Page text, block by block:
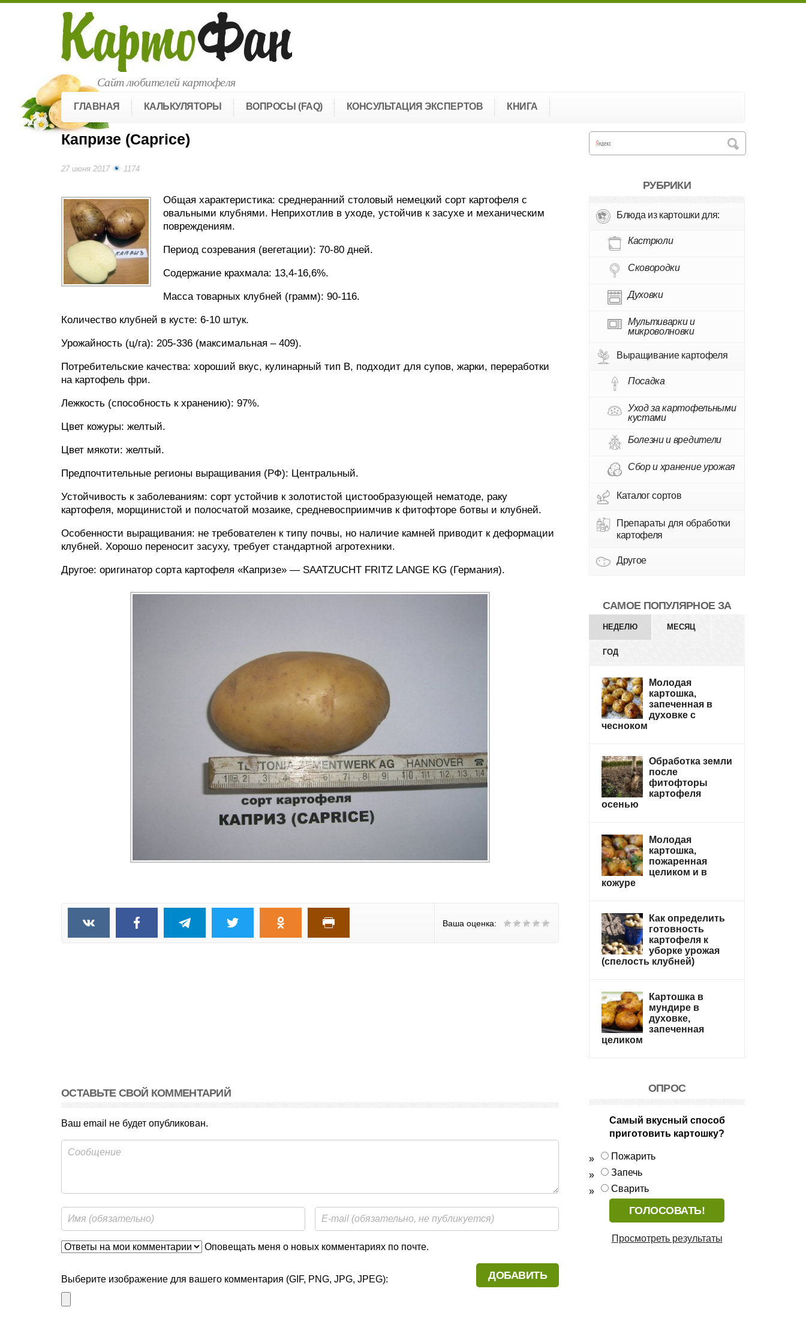
Сайт любителей картофеля
ГЛАВНАЯ КАЛЬКУЛЯТОРЫ ВОПРОСЫ (FAQ) КОНСУЛЬТАЦИЯ ЭКСПЕРТОВ КНИГА
Капризе (Caprice)
27 июня 2017 1174
Общая характеристика: среднеранний столовый немецкий сорт картофеля с
овальными клубнями. Неприхотлив в уходе, устойчив к засухе и механическим
повреждениям.
Период созревания (вегетации): 70-80 дней.
Содержание крахмала: 13,4-16,6%.
Масса товарных клубней (грамм): 90-116.
Количество клубней в кусте: 6-10 штук.
Урожайность (ц/га): 205-336 (максимальная – 409).
Потребительские качества: хороший вкус, кулинарный тип B, подходит для супов, жарки, переработки
на картофель фри.
Лежкость (способность к хранению): 97%.
Цвет кожуры: желтый.
Цвет мякоти: желтый.
Предпочтительные регионы выращивания (РФ): Центральный.
Устойчивость к заболеваниям: сорт устойчив к золотистой цистообразующей нематоде, раку
картофеля, морщинистой и полосчатой мозаике, средневосприимчив к фитофторе ботвы и клубней.
Особенности выращивания: не требователен к типу почвы, но наличие камней приводит к деформации
клубней. Хорошо переносит засуху, требует стандартной агротехники.
Другое: оригинатор сорта картофеля «Капризе» — SAATZUCHT FRITZ LANGE KG (Германия).
Ваша оценка:
ОСТАВЬТЕ СВОЙ КОММЕНТАРИЙ
Ваш email не будет опубликован.
Оповещать меня о новых комментариях по почте.
Выберите изображение для вашего комментария (GIF, PNG, JPG, JPEG):
РУБРИКИ
Блюда из картошки для:
Кастрюли
Сковородки
Духовки
Мультиварки и
микроволновки
Выращивание картофеля
Посадка
Уход за картофельными
кустами
Болезни и вредители
Сбор и хранение урожая
Каталог сортов
Препараты для обработки
картофеля
Другое
САМОЕ ПОПУЛЯРНОЕ ЗА
НЕДЕЛЮ МЕСЯЦ
ГОД
Молодая
картошка,
запеченная в
духовке с
чесноком
Обработка земли
после
фитофторы
картофеля
осенью
Молодая
картошка,
пожаренная
целиком и в
кожуре
Как определить
готовность
картофеля к
уборке урожая
(спелость клубней)
Картошка в
мундире в
духовке,
запеченная
целиком
ОПРОС
Самый вкусный способ
приготовить картошку?
Пожарить
Запечь
Сварить
Просмотреть результаты